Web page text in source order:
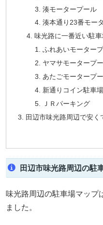
湊モータープール
湊本通り23番モー
味光路に一番近い駐
ふれあいモーター
ヤマサモータープ
あたごモータープ
新通りコイン駐車場
ＪＲパーキング
田辺市味光路周辺で安く
田辺市味光路周辺の駐
味光路周辺の駐車場マップ
ました。